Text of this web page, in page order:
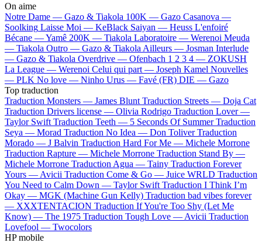
On aime
Notre Dame — Gazo & Tiakola 100K — Gazo Casanova —
Soolking Laisse Moi — KeBlack Saiyan — Heuss L'enfoiré
Bécane —Yamê 200K — Tiakola Laboratoire — Werenoi Meuda
— Tiakola Outro — Gazo & Tiakola Ailleurs — Josman Interlude
— Gazo & Tiakola Overdrive — Ofenbach 1 2 3 4 — ZOKUSH
La League — Werenoi Celui qui part — Joseph Kamel Nouvelles
— PLK No love — Ninho Urus — Favé (FR) DIE — Gazo
Top traduction
Traduction Monsters — James Blunt Traduction Streets — Doja Cat
Traduction Drivers license — Olivia Rodrigo Traduction Lover —
Taylor Swift Traduction Teeth — 5 Seconds Of Summer Traduction
Seya — Morad Traduction No Idea — Don Toliver Traduction
Morado — J Balvin Traduction Hard For Me — Michele Morrone
Traduction Rapture — Michele Morrone Traduction Stand By —
Michele Morrone Traduction Agua — Tainy Traduction Forever
Yours — Avicii Traduction Come & Go — Juice WRLD Traduction
You Need to Calm Down — Taylor Swift Traduction I Think I’m
Okay — MGK (Machine Gun Kelly) Traduction bad vibes forever
— XXXTENTACION Traduction If You're Too Shy (Let Me
Know) — The 1975 Traduction Tough Love — Avicii Traduction
Lovefool — Twocolors
HP mobile